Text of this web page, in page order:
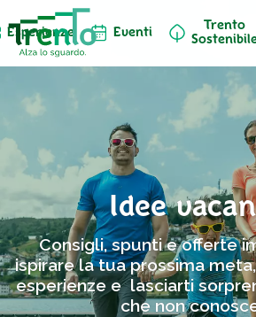
Esperienze Eventi
Trento
Idee
Consigli, spunti e offerte
ispirare la tua prossima
esperienze e lasciarti
che non